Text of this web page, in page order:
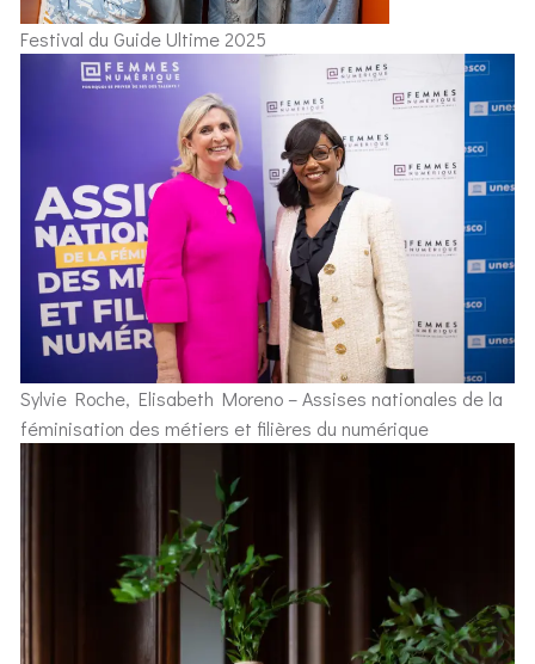
Festival du Guide Ultime 2025
Sylvie Roche, Elisabeth Moreno – Assises nationales de la
féminisation des métiers et filières du numérique